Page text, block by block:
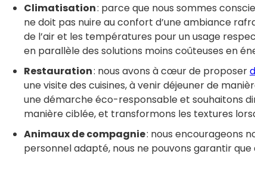
Climatisation: parce que nous sommes
ne doit pas nuire au confort d’une ambiance
de l’air et les températures pour un usage
en parallèle des solutions moins coûteuses en
Restauration: nous avons à cœur de proposer
une visite des cuisines, à venir déjeuner de
une démarche éco-responsable et souhaitons
manière ciblée, et transformons les textures
Animaux de compagnie: nous encourageons
personnel adapté, nous ne pouvons garantir que